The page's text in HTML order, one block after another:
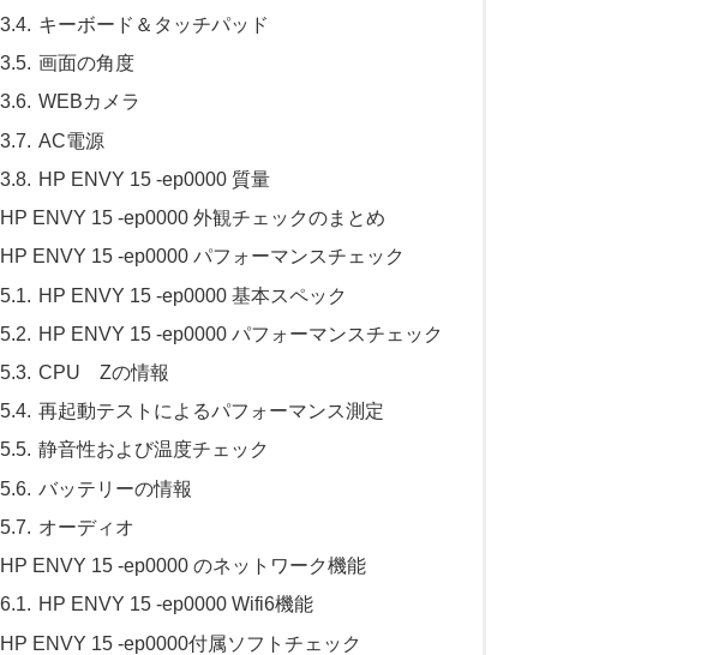
キーボード＆タッチパッド
画面の角度
WEBカメラ
AC電源
HP ENVY 15 -ep0000 質量
HP ENVY 15 -ep0000 外観チェックのまとめ
HP ENVY 15 -ep0000 パフォーマンスチェック
HP ENVY 15 -ep0000 基本スペック
HP ENVY 15 -ep0000 パフォーマンスチェック
CPU Zの情報
再起動テストによるパフォーマンス測定
静音性および温度チェック
バッテリーの情報
オーディオ
HP ENVY 15 -ep0000 のネットワーク機能
HP ENVY 15 -ep0000 Wifi6機能
HP ENVY 15 -ep0000付属ソフトチェック